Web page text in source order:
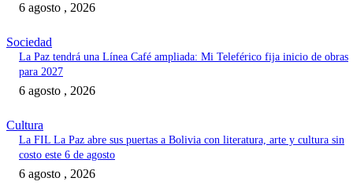
6 agosto , 2026
Sociedad
La Paz tendrá una Línea Café ampliada: Mi Teleférico fija inicio de obras
para 2027
6 agosto , 2026
Cultura
La FIL La Paz abre sus puertas a Bolivia con literatura, arte y cultura sin
costo este 6 de agosto
6 agosto , 2026